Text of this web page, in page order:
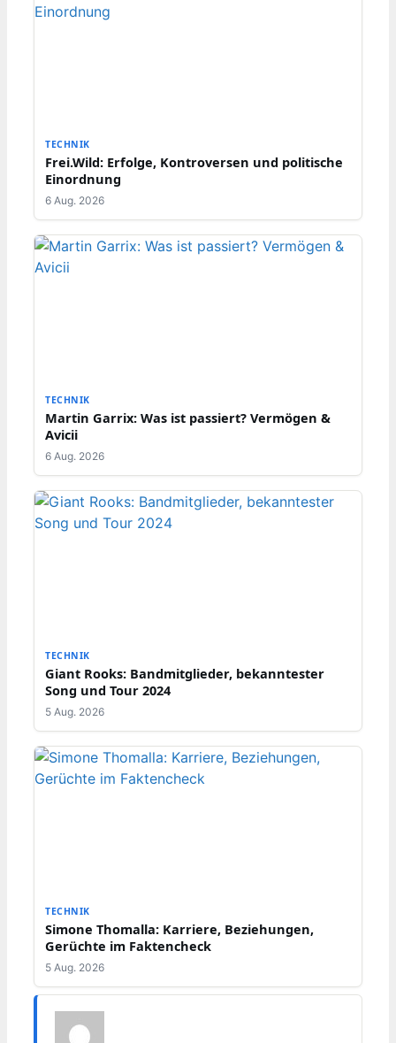
TECHNIK
Frei.Wild: Erfolge, Kontroversen und politische
Einordnung
6 Aug. 2026
TECHNIK
Martin Garrix: Was ist passiert? Vermögen &
Avicii
6 Aug. 2026
TECHNIK
Giant Rooks: Bandmitglieder, bekanntester
Song und Tour 2024
5 Aug. 2026
TECHNIK
Simone Thomalla: Karriere, Beziehungen,
Gerüchte im Faktencheck
5 Aug. 2026